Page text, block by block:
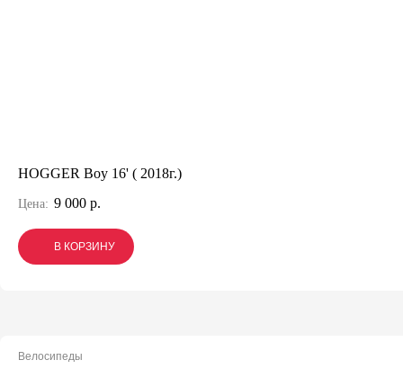
HOGGER Boy 16' ( 2018г.)
Цена: 9 000 р.
В КОРЗИНУ
В КОРЗИНУ
В КОРЗИНУ
Велосипеды